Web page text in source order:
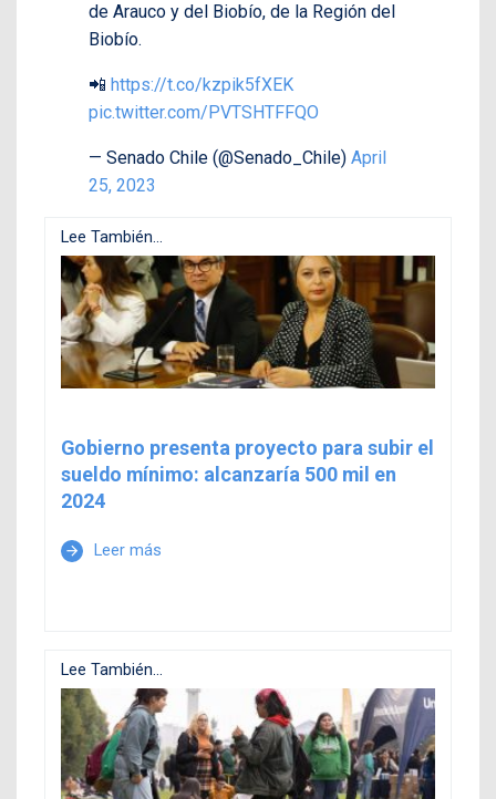
de Arauco y del Biobío, de la Región del
Biobío.
📲 https://t.co/kzpik5fXEK
pic.twitter.com/PVTSHTFFQO
— Senado Chile (@Senado_Chile) April
25, 2023
Lee También...
Gobierno presenta proyecto para subir el
sueldo mínimo: alcanzaría 500 mil en
2024
arrow_forward Leer más
Lee También...